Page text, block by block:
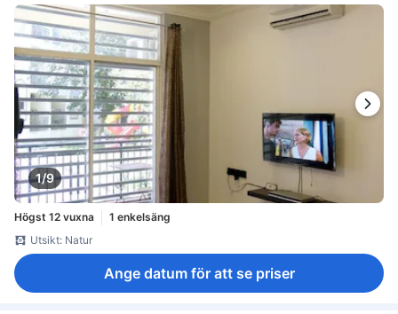
1/9
Högst 12 vuxna
1 enkelsäng
Utsikt: Natur
Ange datum för att se priser